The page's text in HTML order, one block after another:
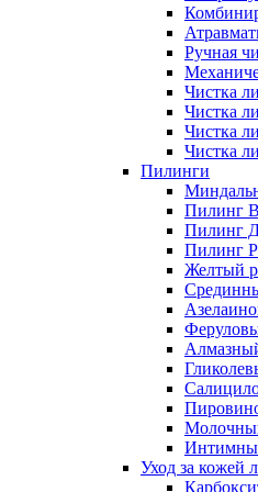
Ручная
Чистка
Чистка
Чистка
Чистка
Пилинги
Пилинг
Пилинг
Пилинг
Желтый
Уход за кожей